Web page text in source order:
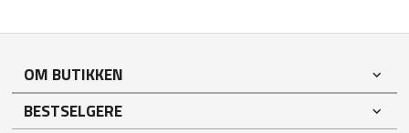
OM BUTIKKEN
BESTSELGERE